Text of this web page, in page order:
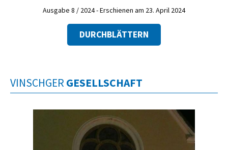
Ausgabe 8 / 2024 - Erschienen am 23. April 2024
DURCHBLÄTTERN
VINSCHGER GESELLSCHAFT